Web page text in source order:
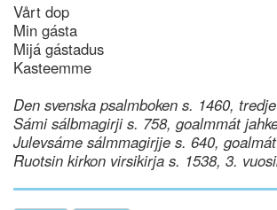
Vårt dop
Min gásta
Mijá gástadus
Kasteemme
Den svenska psalmboken s. 1460,
Sámi sálbmagirji s. 758, goalmmát
Julevsáme sálmmagirjje s. 640,
Ruotsin kirkon virsikirja s. 1538, 3.